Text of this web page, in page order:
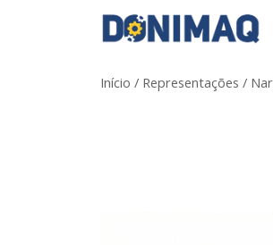
Início / Representações /